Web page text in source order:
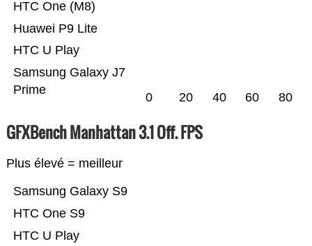
Samsung Galaxy J7
Prime
HTC U Play
Huawei P9 Lite
HTC One (M8)
0 20 40 60 80
GFXBench Manhattan 3.1 Off. FPS
Plus élevé = meilleur
HTC U Play
HTC One S9
Samsung Galaxy S9